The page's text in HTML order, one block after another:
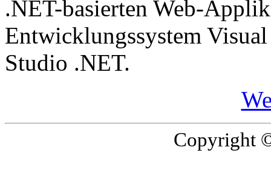
.NET-basierten Web-
Entwicklungssystem
Studio .NET.
Copyright